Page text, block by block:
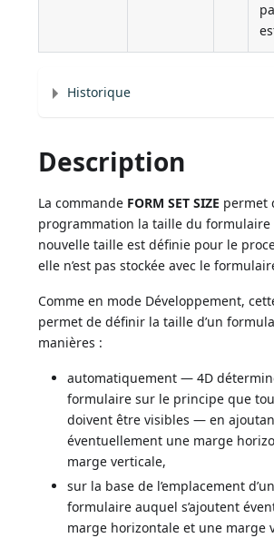
Historique
Description
La commande FORM SET SIZE permet
programmation la taille du formulaire
nouvelle taille est définie pour le
elle n’est pas stockée avec le
Comme en mode Développement,
permet de définir la taille d’un
manières :
automatiquement — 4D
formulaire sur le principe que
doivent être visibles — en
éventuellement une marge
marge verticale,
sur la base de l’emplacement
formulaire auquel s’ajoutent
marge horizontale et une marge